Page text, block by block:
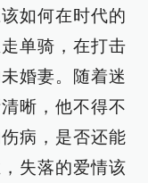
如何在时代的
单骑，在打击
婚妻。随着迷
晰，他不得不
病，是否还能
失落的爱情该